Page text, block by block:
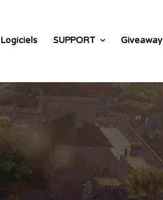
Logiciels SUPPORT Giveaway